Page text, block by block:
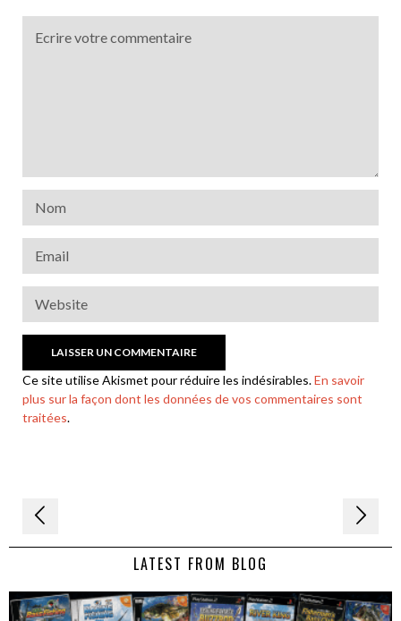
Ce site utilise Akismet pour réduire les indésirables.En savoir
plus sur la façon dont les données de vos commentaires sont
traitées.
Navigation
de LATEST FROM BLOG